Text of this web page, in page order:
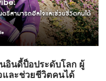
อินดี้ป็อประดับโลก ผู้
และช่วยชีวิตคนได้